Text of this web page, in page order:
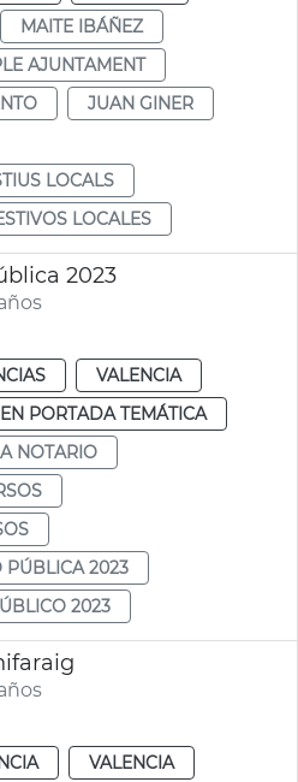
MAITE IBÁÑEZ
AJUNTAMENT
JUAN GINER
LOCALS
LOCALES
2023
VALENCIA
EN PORTADA TEMÁTICA
NOTARIO
PÚBLICA 2023
2023
VALENCIA